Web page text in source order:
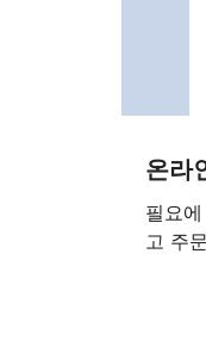
온라
필요
고 주